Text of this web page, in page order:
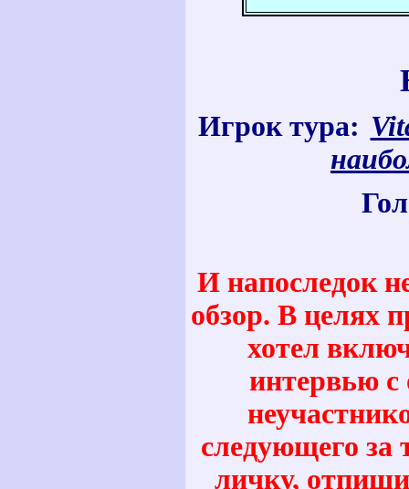
Игрок тура:
И напоследок
обзор. В целях
хотел
интервью с
следующего за
личку,